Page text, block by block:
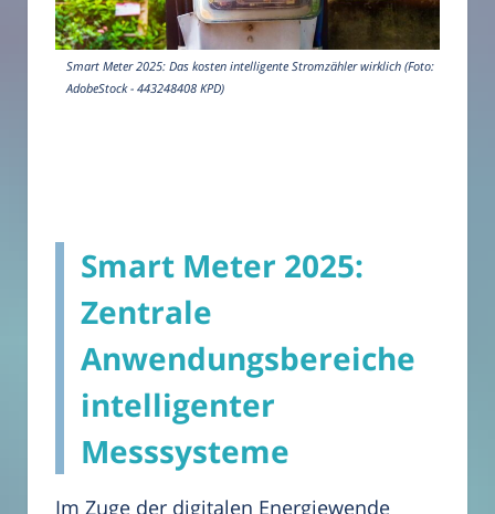
Smart Meter 2025: Das kosten intelligente Stromzähler wirklich (Foto:
AdobeStock - 443248408 KPD)
Smart Meter 2025:
Zentrale
Anwendungsbereiche
intelligenter
Messsysteme
Im Zuge der digitalen Energiewende